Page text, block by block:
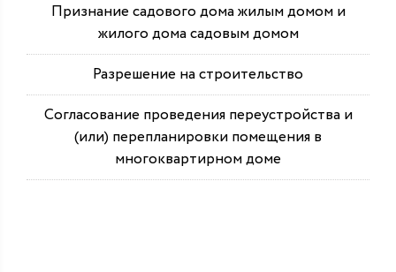
Признание садового дома жилым домом и
жилого дома садовым домом
Разрешение на строительство
Согласование проведения переустройства и
(или) перепланировки помещения в
многоквартирном доме